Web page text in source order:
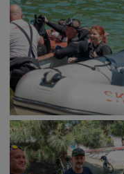
Dobrovoľníctvo
Benefícia
Duchovný život
EkoMesto
Tradície
Veda
Zvieratá
Súťaž